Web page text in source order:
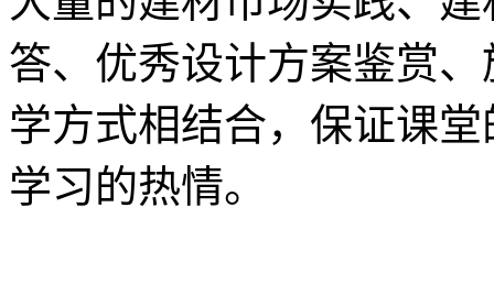
答、优秀设计方案鉴赏
学方式相结合，保证课
学习的热情。